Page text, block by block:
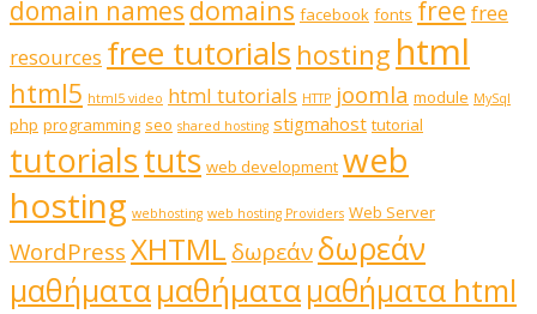
domain names domains facebook fonts free free
resources free tutorials hosting html
html5 html5 video html tutorials HTTP joomla module MySql
php programming seo shared hosting stigmahost tutorial
tutorialstuts web development web
hosting webhosting web hosting Providers Web Server
WordPressXHTML δωρεάνδωρεάν
μαθήματαμαθήματαμαθήματα html